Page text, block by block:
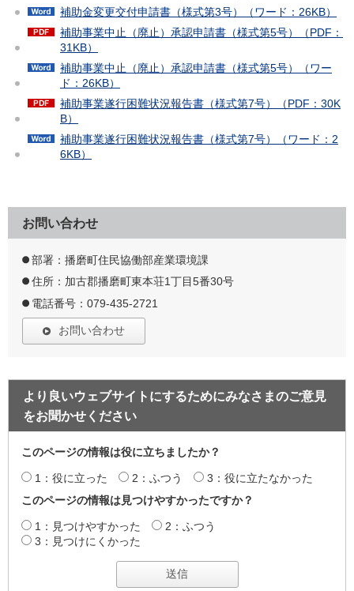
補助金変更交付申請書（様式第3号）（ワード：26KB）
補助事業中止（廃止）承認申請書（様式第5号）（PDF：
31KB）
補助事業中止（廃止）承認申請書（様式第5号）（ワー
ド：26KB）
補助事業遂行困難状況報告書（様式第7号）（PDF：30K
B）
補助事業遂行困難状況報告書（様式第7号）（ワード：2
6KB）
お問い合わせ
部署：播磨町住民協働部産業環境課
住所：加古郡播磨町東本荘1丁目5番30号
電話番号：079-435-2721
お問い合わせ
より良いウェブサイトにするためにみなさまのご意見
をお聞かせください
このページの情報は役に立ちましたか？
1：役に立った 2：ふつう
3：役に立たなかった
このページの情報は見つけやすかったですか？
1：見つけやすかった
2：ふつう
3：見つけにくかった